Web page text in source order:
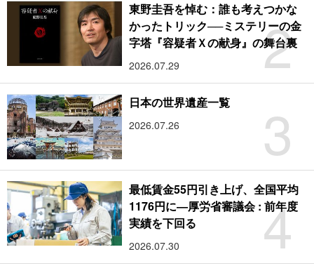
2
東野圭吾を悼む：誰も考えつかな
かったトリック──ミステリーの金
字塔『容疑者Ｘの献身』の舞台裏
2026.07.29
3
日本の世界遺産一覧
2026.07.26
4
最低賃金55円引き上げ、全国平均
1176円に―厚労省審議会 : 前年度
実績を下回る
2026.07.30